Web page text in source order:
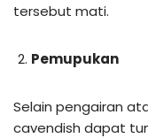
tersebut mati.
Pemupukan
Selain pengairan
cavendish dapat